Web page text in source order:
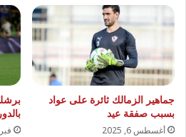
جماهير الزمالك ثائرة على عواد
بسبب صفقة عيد
أغسطس 6, 2025 فبراير